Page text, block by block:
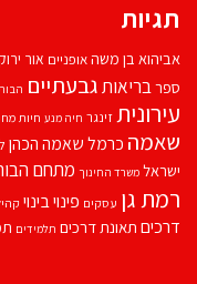
תגיות
אביהוא בן משהאופניים אור
ספרבריאותגבעתיים
עירוניתזינגר חיה מנע חיות
שאמה כרמל שאמה הכהן
ישראל משרד החינוך מתחם
רמת גן עסקים פינוי בינוי
דרכים תאונת דרכים תלמידים